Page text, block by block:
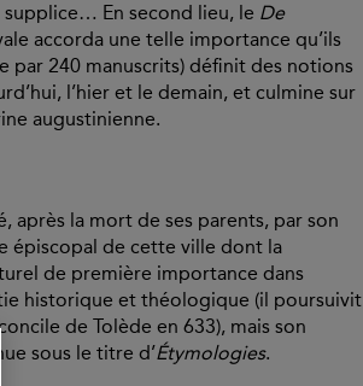
supplice… En second lieu, le De
accorda une telle importance qu’ils
par 240 manuscrits) définit des notions
l’hier et le demain, et culmine sur
augustinienne.
après la mort de ses parents, par son
épiscopal de cette ville dont la
de première importance dans
historique et théologique (il poursuivit
de Tolède en 633), mais son
sous le titre d’Étymologies.